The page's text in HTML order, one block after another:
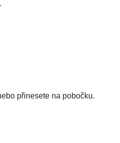
přinesete na pobočku.